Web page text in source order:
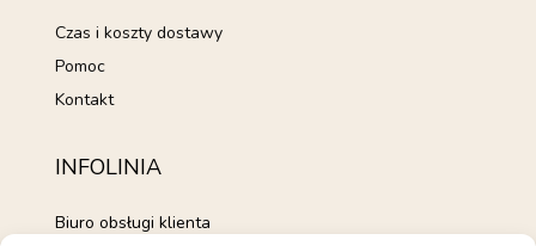
Czas i koszty dostawy
Pomoc
Kontakt
INFOLINIA
Biuro obsługi klienta